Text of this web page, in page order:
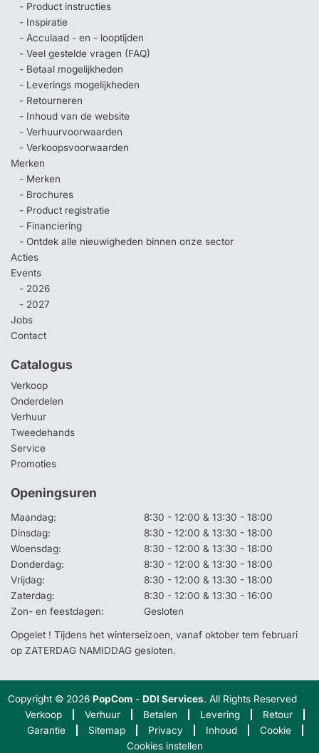
- Product instructies
- Inspiratie
- Acculaad - en - looptijden
- Veel gestelde vragen (FAQ)
- Betaal mogelijkheden
- Leverings mogelijkheden
- Retourneren
- Inhoud van de website
- Verhuurvoorwaarden
- Verkoopsvoorwaarden
Merken
- Merken
- Brochures
- Product registratie
- Financiering
- Ontdek alle nieuwigheden binnen onze sector
Acties
Events
- 2026
- 2027
Jobs
Contact
Catalogus
Verkoop
Onderdelen
Verhuur
Tweedehands
Service
Promoties
Openingsuren
Maandag:
8:30 - 12:00 & 13:30 - 18:00
Dinsdag:
8:30 - 12:00 & 13:30 - 18:00
Woensdag:
8:30 - 12:00 & 13:30 - 18:00
Donderdag:
8:30 - 12:00 & 13:30 - 18:00
Vrijdag:
8:30 - 12:00 & 13:30 - 18:00
Zaterdag:
8:30 - 12:00 & 13:30 - 16:00
Zon- en feestdagen:
Gesloten
Opgelet ! Tijdens het winterseizoen, vanaf oktober tem februari
op ZATERDAG NAMIDDAG gesloten.
Copyright © 2026PopCom -DDI Services. All Rights Reserved
Verkoop
Verhuur Betalen Levering
Retour
Garantie
Sitemap Privacy Inhoud
Cookie
Cookies instellen